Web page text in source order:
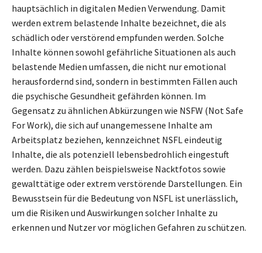
hauptsächlich in digitalen Medien Verwendung. Damit
werden extrem belastende Inhalte bezeichnet, die als
schädlich oder verstörend empfunden werden. Solche
Inhalte können sowohl gefährliche Situationen als auch
belastende Medien umfassen, die nicht nur emotional
herausfordernd sind, sondern in bestimmten Fällen auch
die psychische Gesundheit gefährden können. Im
Gegensatz zu ähnlichen Abkürzungen wie NSFW (Not Safe
For Work), die sich auf unangemessene Inhalte am
Arbeitsplatz beziehen, kennzeichnet NSFL eindeutig
Inhalte, die als potenziell lebensbedrohlich eingestuft
werden. Dazu zählen beispielsweise Nacktfotos sowie
gewalttätige oder extrem verstörende Darstellungen. Ein
Bewusstsein für die Bedeutung von NSFL ist unerlässlich,
um die Risiken und Auswirkungen solcher Inhalte zu
erkennen und Nutzer vor möglichen Gefahren zu schützen.